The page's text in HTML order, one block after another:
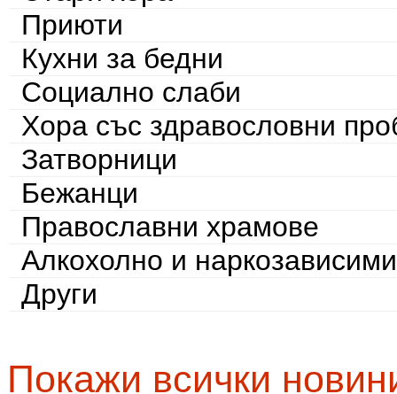
Приюти
Кухни за бедни
Социално слаби
Хора със здравословни
Затворници
Бежанци
Православни храмове
Алкохолно и наркозависими
Други
Покажи всички